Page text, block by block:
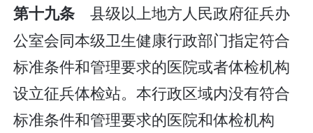
第十九条 县级以上地方人民政府征兵办
公室会同本级卫生健康行政部门指定符合
标准条件和管理要求的医院或者体检机构
设立征兵体检站。本行政区域内没有符合
标准条件和管理要求的医院和体检机构